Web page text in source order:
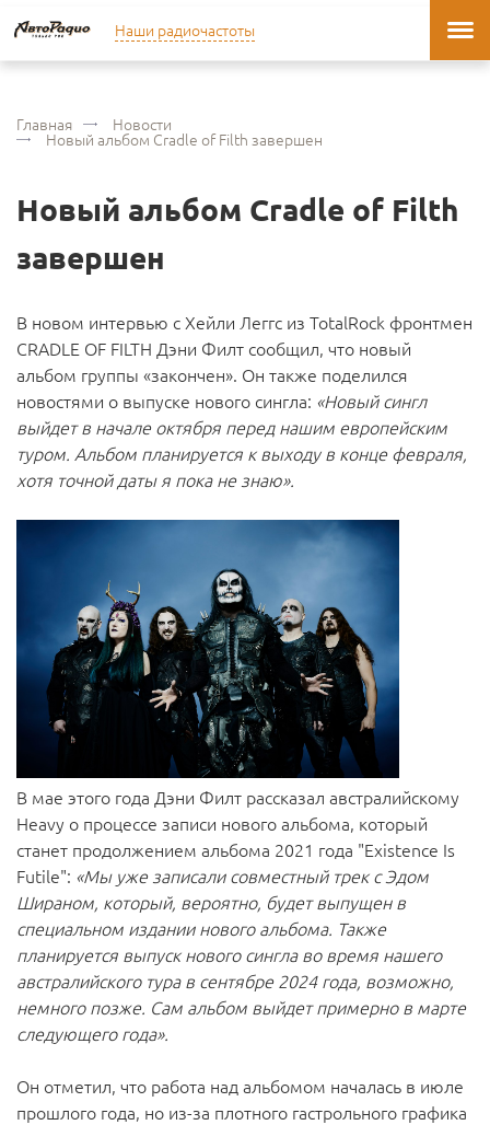
Наши радиочастоты
Главная Новости
Новый альбом Cradle of Filth завершен
Новый альбом Cradle of Filth
завершен
В новом интервью с Хейли Леггс из TotalRock фронтмен
CRADLE OF FILTH Дэни Филт сообщил, что новый
альбом группы «закончен». Он также поделился
новостями о выпуске нового сингла: «Новый сингл
выйдет в начале октября перед нашим европейским
туром. Альбом планируется к выходу в конце февраля,
хотя точной даты я пока не знаю».
В мае этого года Дэни Филт рассказал австралийскому
Heavy о процессе записи нового альбома, который
станет продолжением альбома 2021 года "Existence Is
Futile": «Мы уже записали совместный трек с Эдом
Шираном, который, вероятно, будет выпущен в
специальном издании нового альбома. Также
планируется выпуск нового сингла во время нашего
австралийского тура в сентябре 2024 года, возможно,
немного позже. Сам альбом выйдет примерно в марте
следующего года».
Он отметил, что работа над альбомом началась в июле
прошлого года, но из-за плотного гастрольного графика